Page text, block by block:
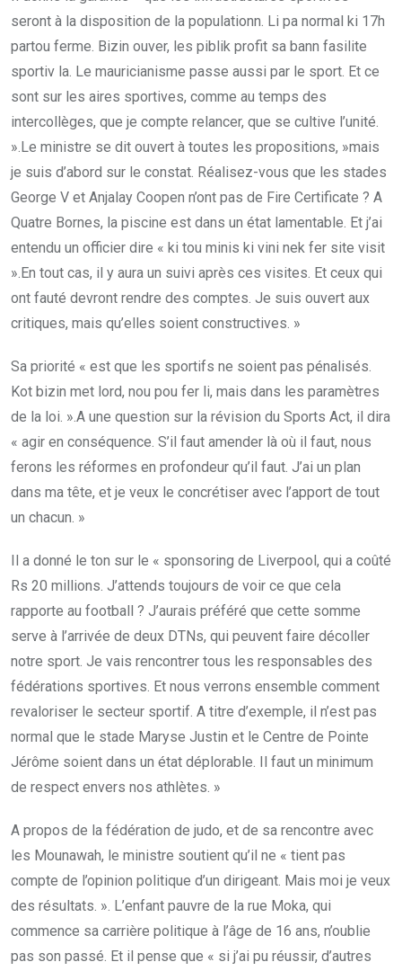
seront à la disposition de la populationn. Li pa normal ki 17h
partou ferme. Bizin ouver, les piblik profit sa bann fasilite
sportiv la. Le mauricianisme passe aussi par le sport. Et ce
sont sur les aires sportives, comme au temps des
intercollèges, que je compte relancer, que se cultive l’unité.
».Le ministre se dit ouvert à toutes les propositions, »mais
je suis d’abord sur le constat. Réalisez-vous que les stades
George V et Anjalay Coopen n’ont pas de Fire Certificate ? A
Quatre Bornes, la piscine est dans un état lamentable. Et j’ai
entendu un officier dire « ki tou minis ki vini nek fer site visit
».En tout cas, il y aura un suivi après ces visites. Et ceux qui
ont fauté devront rendre des comptes. Je suis ouvert aux
critiques, mais qu’elles soient constructives. »
Sa priorité « est que les sportifs ne soient pas pénalisés.
Kot bizin met lord, nou pou fer li, mais dans les paramètres
de la loi. ».A une question sur la révision du Sports Act, il dira
« agir en conséquence. S’il faut amender là où il faut, nous
ferons les réformes en profondeur qu’il faut. J’ai un plan
dans ma tête, et je veux le concrétiser avec l’apport de tout
un chacun. »
Il a donné le ton sur le « sponsoring de Liverpool, qui a coûté
Rs 20 millions. J’attends toujours de voir ce que cela
rapporte au football ? J’aurais préféré que cette somme
serve à l’arrivée de deux DTNs, qui peuvent faire décoller
notre sport. Je vais rencontrer tous les responsables des
fédérations sportives. Et nous verrons ensemble comment
revaloriser le secteur sportif. A titre d’exemple, il n’est pas
normal que le stade Maryse Justin et le Centre de Pointe
Jérôme soient dans un état déplorable. Il faut un minimum
de respect envers nos athlètes. »
A propos de la fédération de judo, et de sa rencontre avec
les Mounawah, le ministre soutient qu’il ne « tient pas
compte de l’opinion politique d’un dirigeant. Mais moi je veux
des résultats. ». L’enfant pauvre de la rue Moka, qui
commence sa carrière politique à l’âge de 16 ans, n’oublie
pas son passé. Et il pense que « si j’ai pu réussir, d’autres